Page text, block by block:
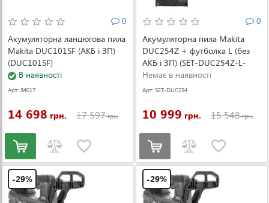
0
Акумуляторна ланцюгова пила
Makita DUC101SF (АКБ і ЗП)
(DUC101SF)
В наявності
Арт: 84017
14 698 грн. 17 597грн.
0
Акумуляторна пила Makita
DUC254Z + футболка L (без
АКБ і ЗП) (SET-DUC254Z-L-
0526)
Немає в наявності
Арт: SET-DUC254
10 999 грн. 15 548грн.
-29% -29%